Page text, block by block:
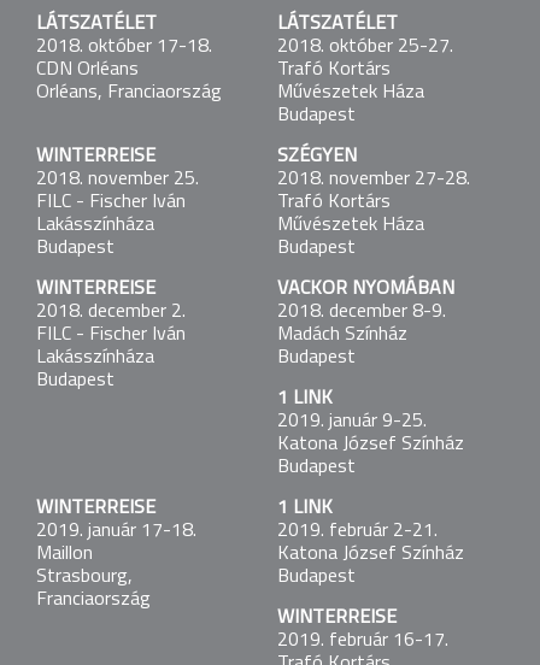
Utrecht, Hollandia
1 LINK
2017. október 21.
Trafó Kortárs Művészetek Háza
SZÉGYEN
2017. okt. 30. - nov. 1.
Trafó Kortárs Művészetek Háza
LÁTSZATÉLET
2017. november 14.
Łaźnia Nowa Teatr
Krakkó, Lengyelország
TR Warszawa
Varsó, Lengyelország
LÁTSZATÉLET
2017. november 27-29.
Trafó Kortárs Művészetek Háza
LÁTSZATÉLET
2018. október 17-18.
CDN Orléans
Orléans, Franciaország
LÁTSZATÉLET
2018. október 25-27.
Trafó Kortárs
Művészetek Háza
Budapest
WINTERREISE
2018. november 25.
FILC - Fischer Iván
Lakásszínháza
Budapest
SZÉGYEN
2018. november 27-28.
Trafó Kortárs
Művészetek Háza
Budapest
WINTERREISE
2018. december 2.
FILC - Fischer Iván
Lakásszínháza
Budapest
VACKOR NYOMÁBAN
2018. december 8-9.
Madách Színház
Budapest
1 LINK
2019. január 9-25.
Katona József Színház
Budapest
WINTERREISE
2019. január 17-18.
Maillon
Strasbourg,
Franciaország
1 LINK
2019. február 2-21.
Katona József Színház
Budapest
WINTERREISE
2019. február 16-17.